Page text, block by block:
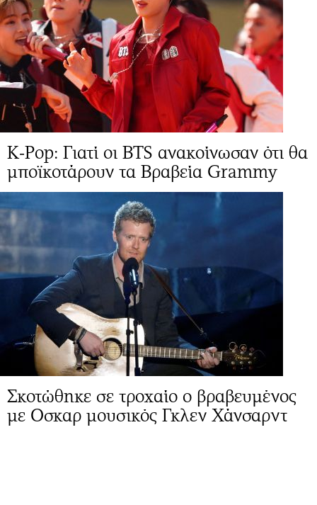
K-Pop: Γιατί οι BTS ανακοίνωσαν ότι θα
μποϊκοτάρουν τα Βραβεία Grammy
Σκοτώθηκε σε τροχαίο ο βραβευμένος
με Οσκαρ μουσικός Γκλεν Χάνσαρντ